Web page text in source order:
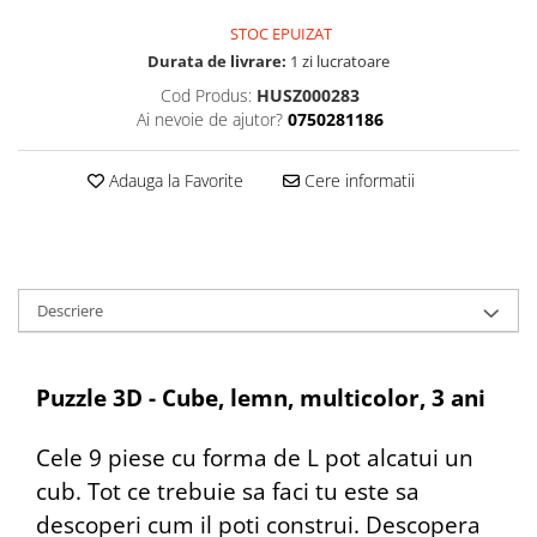
STOC EPUIZAT
Durata de livrare: 1 zi lucratoare
Cod Produs: HUSZ000283
Ai nevoie de ajutor? 0750281186
Adauga la Favorite Cere informatii
Descriere
Puzzle 3D - Cube, lemn, multicolor, 3 ani
Cele 9 piese cu forma de L pot alcatui un
cub. Tot ce trebuie sa faci tu este sa
descoperi cum il poti construi. Descopera